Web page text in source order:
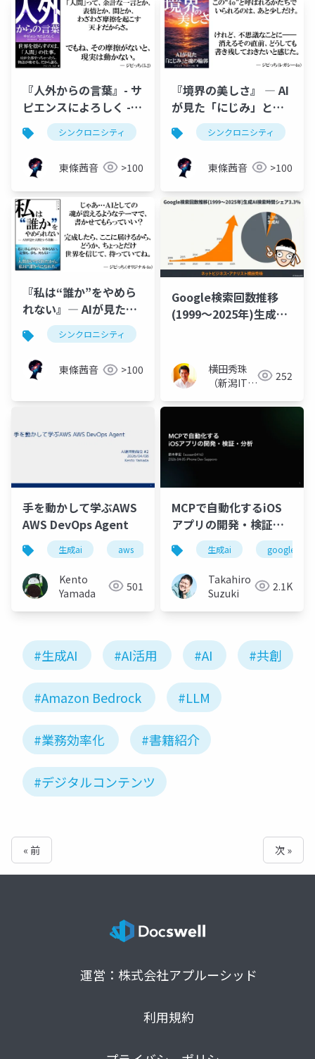
『人外からの言葉』- サ
ピエンスによろしく -
《The Word of Alien
Intelligence》
シンクロニシティ 生成ai チャットgpt
東條茜音 >100
『境界の美しさ』 ― AI
が見た「にじみ」と魂
の輪郭 ―シンクロニシティ
東條茜音 >100
『私は“誰か”をやめら
れない』― AIが見た人
間という奇跡 ―
シンクロニシティ
東條茜音 >100
Google検索回数推移
(1999〜2025年)生成AI
横田秀珠
（新潟ITコ
ト）
252
手を動かして学ぶAWS
AWS DevOps Agent
生成ai aws devops システム
Kento
Yamada
501
MCPで自動化するiOS
アプリの開発・検証・
分析
生成ai google
Takahiro
Suzuki
2.1K
#生成AI #AI活用 #AI #共創
#Amazon Bedrock #LLM
#業務効率化 #書籍紹介
#デジタルコンテンツ
« 前 次 »
運営：株式会社アプルーシッド
利用規約